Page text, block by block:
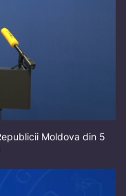
Moldova din 5